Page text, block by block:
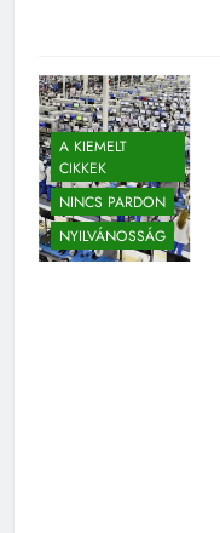
A KIEMELT
CIKKEK
NINCS PARDON
NYILVÁNOSSÁG